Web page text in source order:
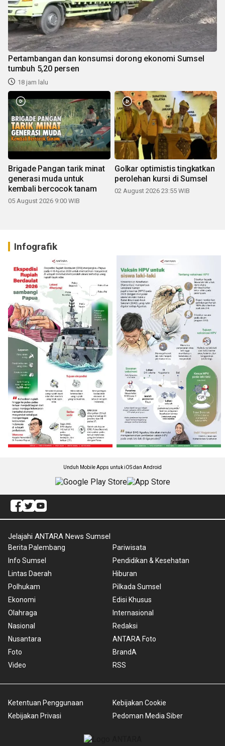
Pertambangan dan konsumsi dorong ekonomi Sumsel
tumbuh 5,20 persen
18 jam lalu
Brigade Pangan tarik minat
generasi muda untuk
kembali bercocok tanam
05 August 2026 9:00 WIB
Golkar optimistis tingkatkan
perolehan kursi di Sumsel
02 August 2026 23:55 WIB
Infografik
Unduh Mobile Apps untuk iOS dan Android
Jelajahi ANTARA News Sumsel
Berita Palembang
Info Sumsel
Lintas Daerah
Polhukam
Ekonomi
Olahraga
Nasional
Nusantara
Foto
Video
Pariwisata
Pendidikan & Kesehatan
Hiburan
Pilkada Sumsel
Edisi Khusus
Internasional
Redaksi
ANTARA Foto
BrandA
RSS
Ketentuan Penggunaan
Kebijakan Privasi
Kebijakan Cookie
Pedoman Media Siber